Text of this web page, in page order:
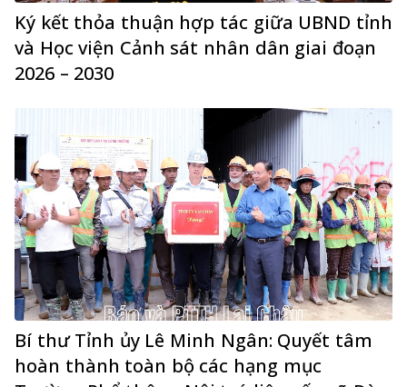
Ký kết thỏa thuận hợp tác giữa UBND tỉnh
và Học viện Cảnh sát nhân dân giai đoạn
2026 – 2030
Bí thư Tỉnh ủy Lê Minh Ngân: Quyết tâm
hoàn thành toàn bộ các hạng mục